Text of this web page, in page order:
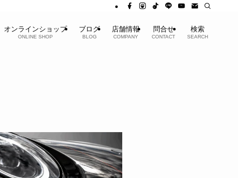
オンラインショップ
ONLINE SHOP
ブログ
BLOG
店舗情報
COMPANY
問合せ
CONTACT
検索
SEARCH